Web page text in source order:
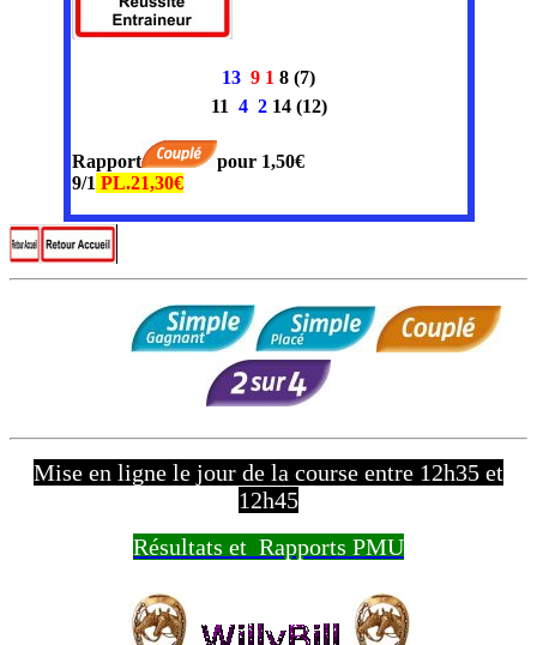
13 9 1 8 (7)
11 4 2 14 (12)
Rapport
pour 1,50€
9/1 PL.21,30€
Mise en ligne le jour de la course entre 12h35 et
12h45
Résultats et Rapports PMU